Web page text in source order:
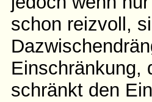
schon reizvoll,
Einschränkung,
schränkt den